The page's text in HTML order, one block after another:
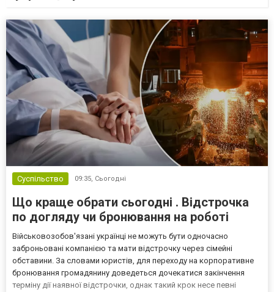
Суспільство 09:35, Сьогодні
Що краще обрати сьогодні . Відстрочка
по догляду чи бронювання на роботі
Військовозобов'язані українці не можуть бути одночасно
заброньовані компанією та мати відстрочку через сімейні
обставини. За словами юристів, для переходу на корпоративне
бронювання громадянину доведеться дочекатися закінчення
терміну дії наявної відстрочки, однак такий крок несе певні